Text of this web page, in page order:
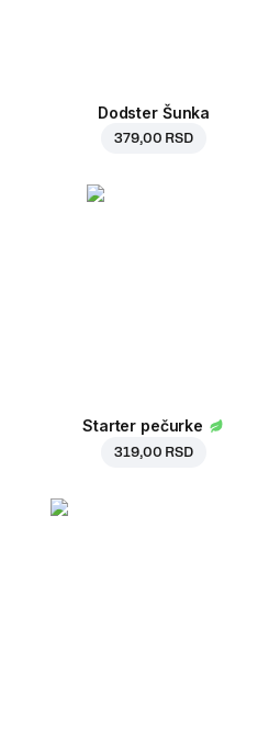
Dodster Šunka
379,00 RSD
Starter pečurke
319,00 RSD